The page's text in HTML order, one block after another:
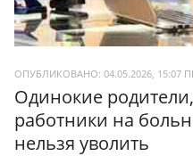
ОПУБЛИКОВАНО: 04.05.2026, 15:07
Одинокие
работники на
нельзя уволить